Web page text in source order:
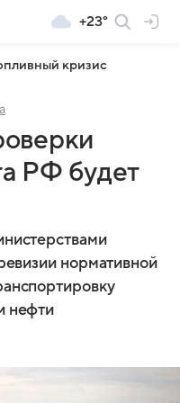
+23°
кризис
РФ будет
нормативной
нефти